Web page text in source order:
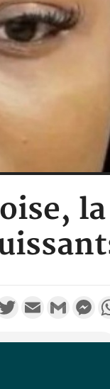
FacebookTwitterEmail Gmail